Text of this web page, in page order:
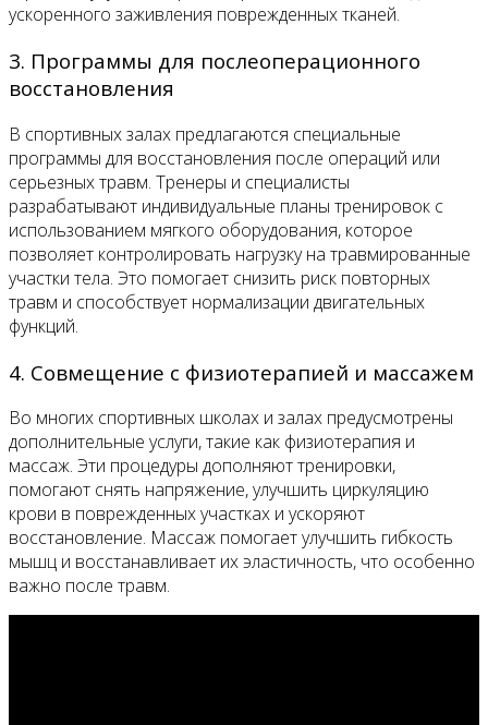
ускоренного заживления поврежденных тканей.
3. Программы для послеоперационного
восстановления
В спортивных залах предлагаются специальные
программы для восстановления после операций или
серьезных травм. Тренеры и специалисты
разрабатывают индивидуальные планы тренировок с
использованием мягкого оборудования, которое
позволяет контролировать нагрузку на травмированные
участки тела. Это помогает снизить риск повторных
травм и способствует нормализации двигательных
функций.
4. Совмещение с физиотерапией и массажем
Во многих спортивных школах и залах предусмотрены
дополнительные услуги, такие как физиотерапия и
массаж. Эти процедуры дополняют тренировки,
помогают снять напряжение, улучшить циркуляцию
крови в поврежденных участках и ускоряют
восстановление. Массаж помогает улучшить гибкость
мышц и восстанавливает их эластичность, что особенно
важно после травм.